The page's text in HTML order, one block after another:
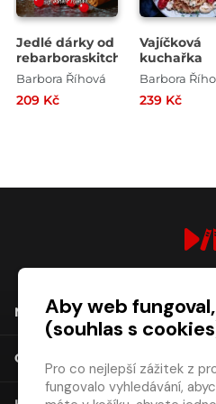
Jedlé dárky od
rebarboraskitchen
Barbora Říhová
209 Kč
Vajíčková
kuchařka
Barbora
239 Kč
NÁKUP
O SPOLEČNOSTI
Aby web
(souhlas s
Pro co nejlepší zážitek z
fungovalo vyhledávání,